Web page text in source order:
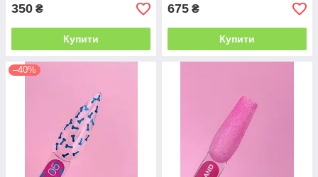
350 ₴
Купити
675 ₴
Купити
–40%